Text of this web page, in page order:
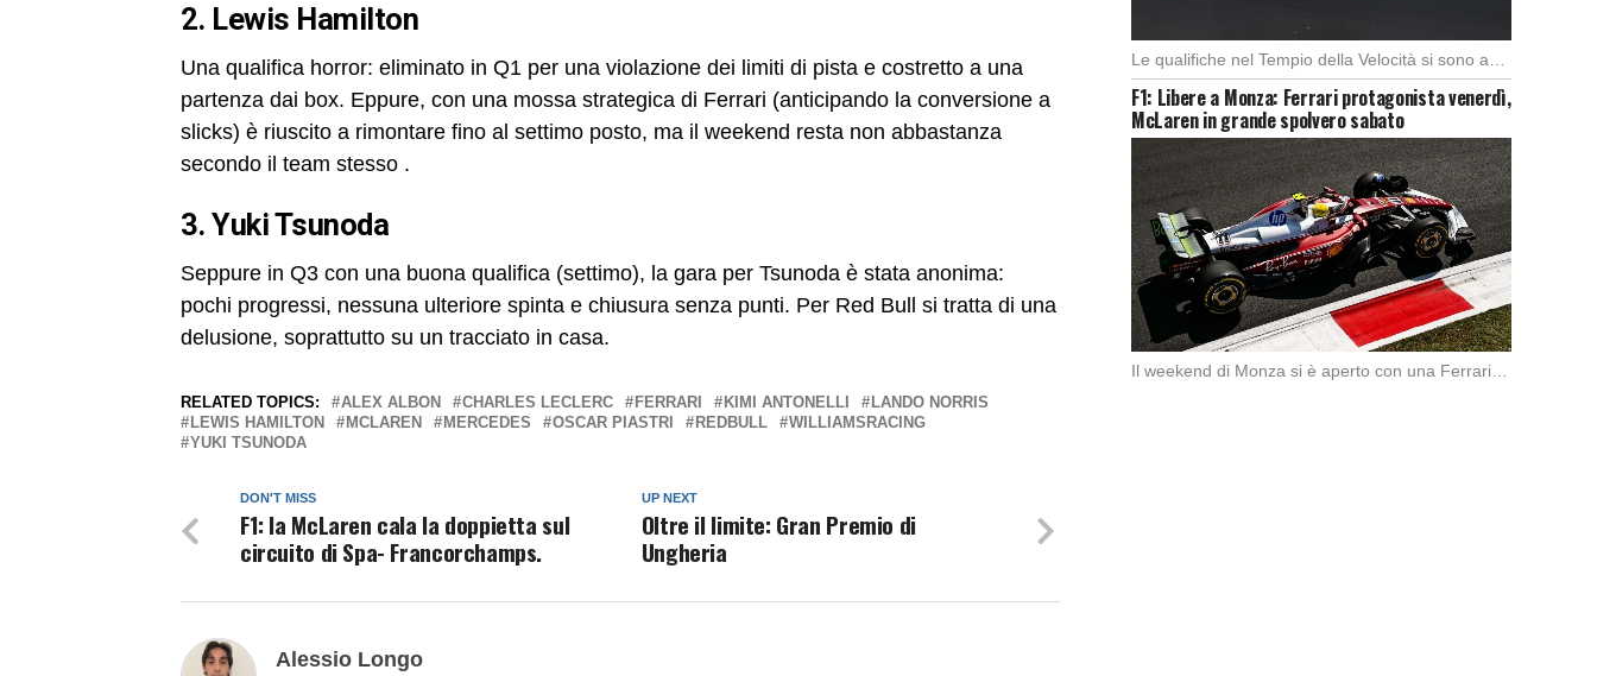
2. Lewis Hamilton
Una qualifica horror: eliminato in Q1 per una violazione dei limiti di pista e costretto a una
partenza dai box. Eppure, con una mossa strategica di Ferrari (anticipando la conversione a
slicks) è riuscito a rimontare fino al settimo posto, ma il weekend resta non abbastanza
secondo il team stesso .
3. Yuki Tsunoda
Seppure in Q3 con una buona qualifica (settimo), la gara per Tsunoda è stata anonima:
pochi progressi, nessuna ulteriore spinta e chiusura senza punti. Per Red Bull si tratta di una
delusione, soprattutto su un tracciato in casa.
RELATED TOPICS: ALEX ALBON CHARLES LECLERC FERRARI KIMI ANTONELLI
LANDO NORRIS
LEWIS HAMILTON
MCLAREN MERCEDES OSCAR PIASTRI REDBULL
WILLIAMSRACING
YUKI TSUNODA
UP NEXT
Oltre il limite: Gran Premio di
Ungheria
DON'T MISS
F1: la McLaren cala la doppietta sul
circuito di Spa- Francorchamps.
Alessio Longo
F1: Libere a Monza: Ferrari protagonista venerdì,
McLaren in grande spolvero sabato